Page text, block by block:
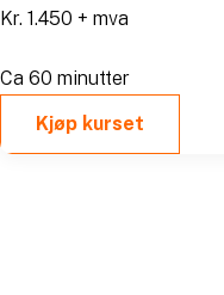
Kr. 1.450 + mva
Ca 60 minutter
Kjøp kurset